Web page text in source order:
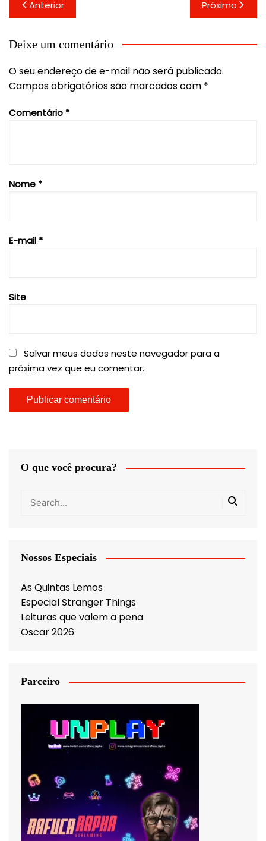
de
Post
Anterior Próximo
Deixe um comentário
O seu endereço de e-mail não será publicado.
Campos obrigatórios são marcados com *
Comentário *
Nome *
E-mail *
Site
Salvar meus dados neste navegador para a
próxima vez que eu comentar.
O que você procura?
Nossos Especiais
As Quintas Lemos
Especial Stranger Things
Leituras que valem a pena
Oscar 2026
Parceiro